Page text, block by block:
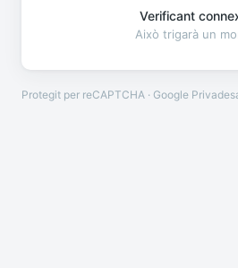
Verificant
Això trigarà un
Protegit per reCAPTCHA · Google